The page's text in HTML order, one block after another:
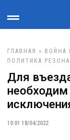
ГЛАВНАЯ » ВОЙНА
ПОЛИТИКА
Для
необходим
10:01 18/04/2022